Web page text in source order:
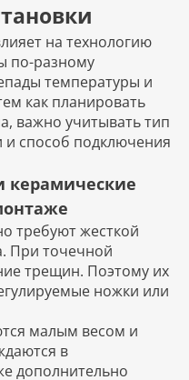
на технологию
по-разному
температуры и
как планировать
важно учитывать тип
и способ подключения
керамические
требуют жесткой
При точечной
трещин. Поэтому их
ножки или
малым весом и
в
дополнительно